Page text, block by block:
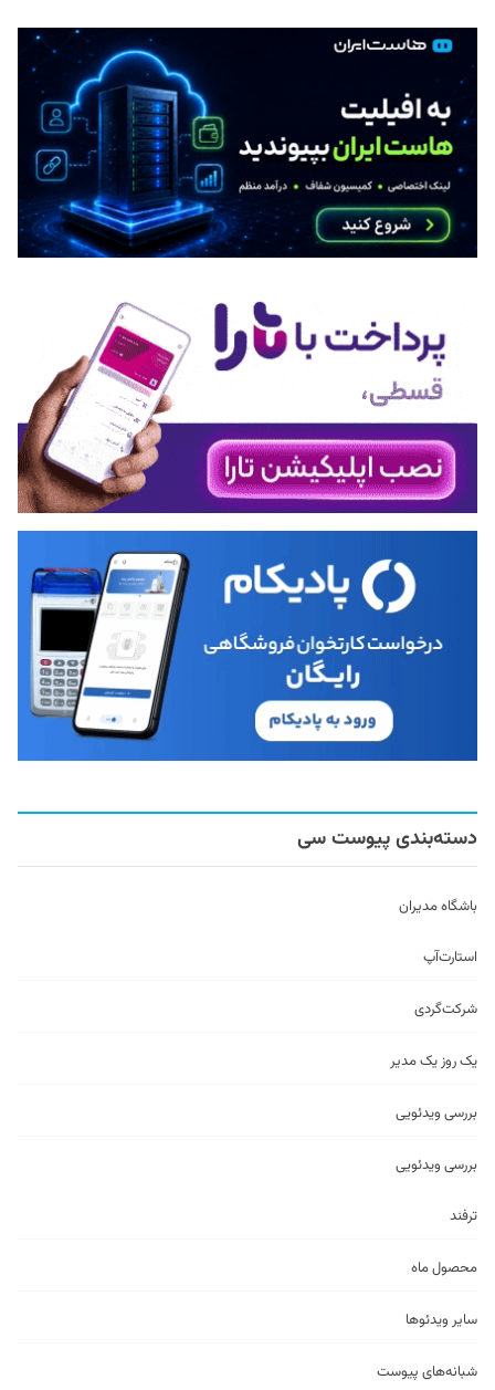
دسته‌بندی پیوست سی
باشگاه مدیران
استارت‌آپ
شرکت‌گردی
یک روز یک مدیر
بررسی ویدئویی
بررسی ویدئویی
ترفند
محصول ماه
سایر ویدئو‌ها
شبانه‌های پیوست